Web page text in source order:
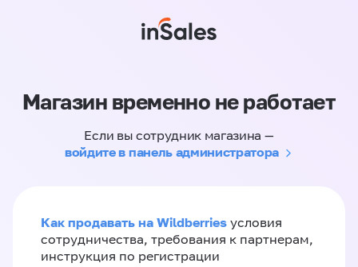
Магазин временно не работает
Если вы сотрудник магазина —
войдите в панель администратора
Как продавать на Wildberries условия
сотрудничества, требования к партнерам,
инструкция по регистрации